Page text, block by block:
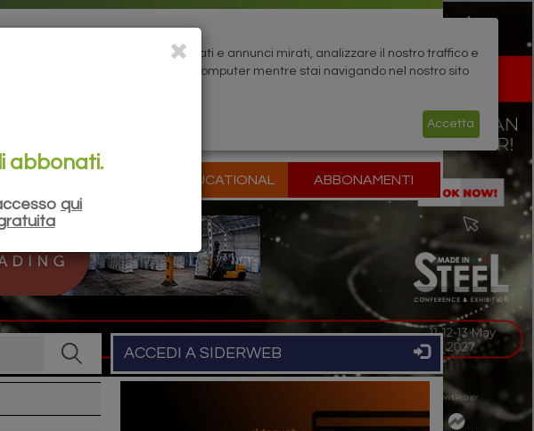
EDUCATIONAL ABBONAMENTI
ACCEDI A SIDERWEB
mostrare contenuti personalizzati e annunci mirati, analizzare il nostro traffico e
vengano memorizzati sul tuo computer mentre stai navigando nel nostro sito
Accetta
abbonati.
qui